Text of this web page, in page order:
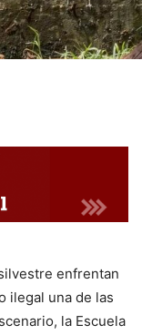
enfrentan
ilegal una de las
la Escuela